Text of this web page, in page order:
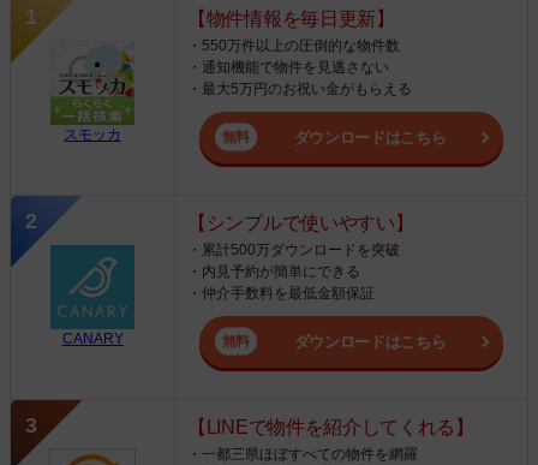
スモッカ
【物件情報を毎日更新】
・550万件以上の圧倒的な物件数
・通知機能で物件を見逃さない
・最大5万円のお祝い金がもらえる
ダウンロードはこちら
CANARY
【シンプルで使いやすい】
・累計500万ダウンロードを突破
・内見予約が簡単にできる
・仲介手数料を最低金額保証
ダウンロードはこちら
【LINEで物件を紹介してくれる】
・一都三県ほぼすべての物件を網羅